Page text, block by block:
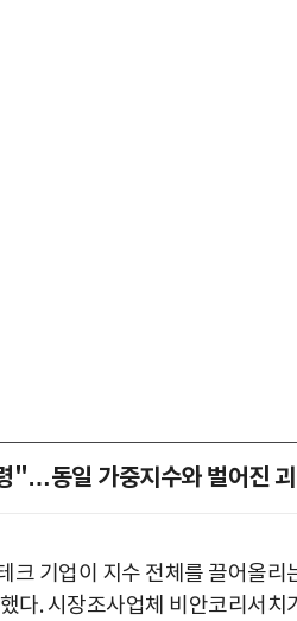
"…동일 가중지수와 벌어진 괴
크 기업이 지수 전체를 끌어올
다. 시장조사업체 비안코리서